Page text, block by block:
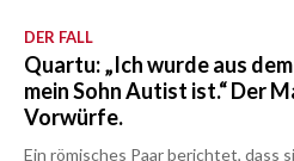
DER FALL
Quartu: „Ich wurde aus
mein Sohn Autist ist.“ Der
Vorwürfe.
Ein römisches Paar berichtet, dass